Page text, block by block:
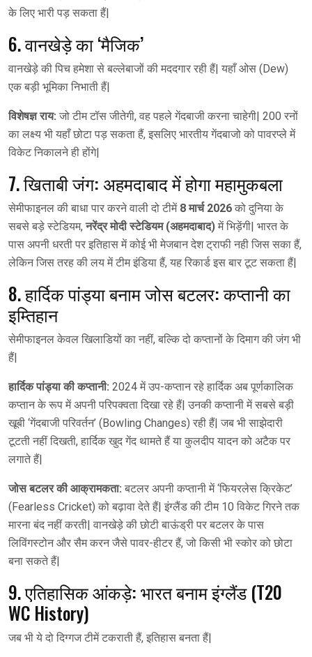
के लिए भारी पड़ सकता हैं|
6. वानखेड़े का ‘मैजिक’
वानखेड़े की पिच हमेशा से बल्लेबाजों की मददगार रही हैं| यहाँ ओस (Dew)
एक बड़ी भूमिका निभाती हैं|
विशेषज्ञ राय: जो टीम टॉस जीतेगी, वह पहले गेंदबाजी करना चाहेगी| 200 रनों
का लक्ष्य भी यहाँ छोटा पड़ सकता हैं, इसलिए भारतीय गेंदबाजो को पावरप्ले में
विकेट निकालने ही होंगे|
7. खिताबी जंग: अहमदाबाद में होगा महामुकबला
सेमीफाइनल की बाधा पार करने वाली दो टीमें 8 मार्च 2026 को दुनिया के
सबसे बड़े स्टेडियम,नरेंद्र मोदी स्टेडियम (अहमदाबाद) में भिड़ेंगी| भारत के
पास अपनी धरती पर इतिहास में कोई भी मेजबान देश ट्राफी नही जिस सका हैं,
लेकिन जिस तरह की लय में टीम इंडिया हैं, यह रिकार्ड इस बार टूट सकता हैं|
8. हार्दिक पांड्या बनाम जोस बटलर: कप्तानी का
इम्तिहान
सेमीफाइनल केवल खिलाडियों का नहीं, बल्कि दो कप्तानों के दिमाग की जंग भी
हैं|
हार्दिक पांड्या की कप्तानी: 2024 में उप-कप्तान रहे हार्दिक अब पूर्णकालिक
कप्तान के रूप में अपनी परिपक्वता दिखा रहे हैं| उनकी कप्तानी में सबसे बड़ी
खूबी ‘गेंदबाजी परिवर्तन’ (Bowling Changes) रही हैं| जब भी साझेदारी
टूटती नहीं दिखती, हार्दिक खुद गेंद थामते हैं या कुलदीप यादन को अटैक पर
लगाते हैं|
जोस बटलर की आक्रामकता: बटलर अपनी कप्तानी में ‘फियरलेस क्रिकेट’
(Fearless Cricket) को बढ़ावा देते हैं| इंग्लैंड की टीम 10 विकेट गिरने तक
मारना बंद नहीं करती| वानखेड़े की छोटी बाऊंड्री पर बटलर के पास
लिविंगस्टोन और सैम करन जैसे पावर-हीटर हैं, जो किसी भी स्कोर को छोटा
बना सकते हैं|
9. एतिहासिक आंकड़े: भारत बनाम इंग्लैंड (T20
WC History)
जब भी ये दो दिग्गज टीमें टकराती हैं, इतिहास बनता हैं|